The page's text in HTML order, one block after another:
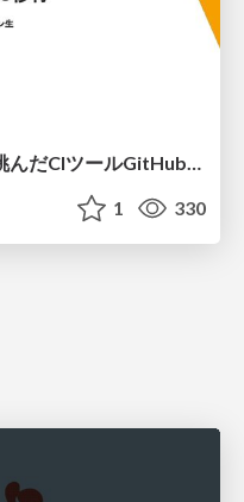
脱Jenkins、インターン生が挑んだCIツールGitHubActions移行
1 330